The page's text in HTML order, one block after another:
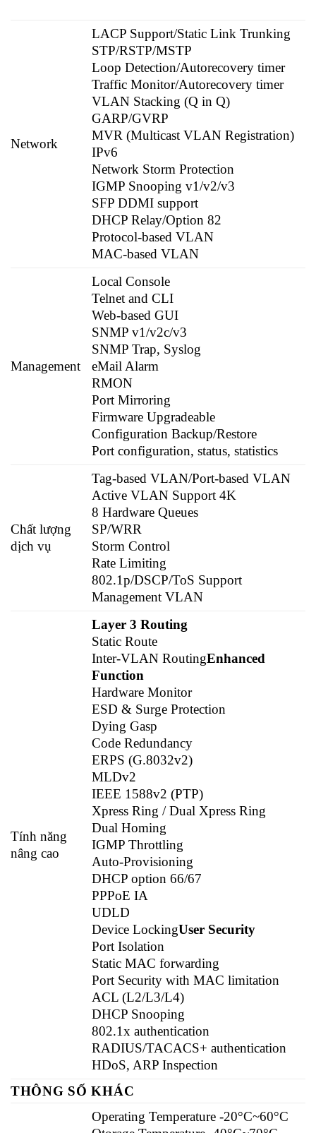
Network
LACP Support/Static Link Trunking
STP/RSTP/MSTP
Loop Detection/Autorecovery timer
Traffic Monitor/Autorecovery timer
VLAN Stacking (Q in Q)
GARP/GVRP
MVR (Multicast VLAN Registration)
IPv6
Network Storm Protection
IGMP Snooping v1/v2/v3
SFP DDMI support
DHCP Relay/Option 82
Protocol-based VLAN
MAC-based VLAN
Management
Local Console
Telnet and CLI
Web-based GUI
SNMP v1/v2c/v3
SNMP Trap, Syslog
eMail Alarm
RMON
Port Mirroring
Firmware Upgradeable
Configuration Backup/Restore
Port configuration, status, statistics
Chất lượng
dịch vụ
Tag-based VLAN/Port-based VLAN
Active VLAN Support 4K
8 Hardware Queues
SP/WRR
Storm Control
Rate Limiting
802.1p/DSCP/ToS Support
Management VLAN
Tính năng
nâng cao
Layer 3 Routing
Static Route
Inter-VLAN RoutingEnhanced
Function
Hardware Monitor
ESD & Surge Protection
Dying Gasp
Code Redundancy
ERPS (G.8032v2)
MLDv2
IEEE 1588v2 (PTP)
Xpress Ring / Dual Xpress Ring
Dual Homing
IGMP Throttling
Auto-Provisioning
DHCP option 66/67
PPPoE IA
UDLD
Device LockingUser Security
Port Isolation
Static MAC forwarding
Port Security with MAC limitation
ACL (L2/L3/L4)
DHCP Snooping
802.1x authentication
RADIUS/TACACS+ authentication
HDoS, ARP Inspection
THÔNG SỐ KHÁC
Operating Temperature -20°C~60°C